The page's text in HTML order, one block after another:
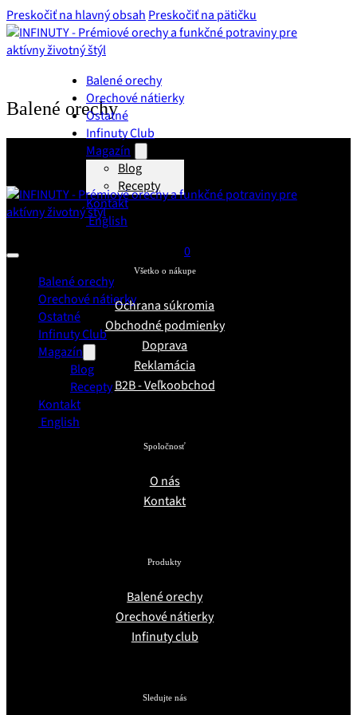
Preskočiť na hlavný obsah Preskočiť na pätičku
Balené orechy
Orechové nátierky
Ostatné
Infinuty Club
Magazín
Blog
Recepty
Kontakt
English
Balené orechy
Orechové nátierky
Ostatné
Infinuty Club
Magazín
Blog
Recepty
Kontakt
English
0
Balené orechy
Všetko o nákupe
Ochrana súkromia
Obchodné podmienky
Doprava
Reklamácia
B2B - Veľkoobchod
Spoločnosť
O nás
Kontakt
Produkty
Balené orechy
Orechové nátierky
Infinuty club
Sledujte nás